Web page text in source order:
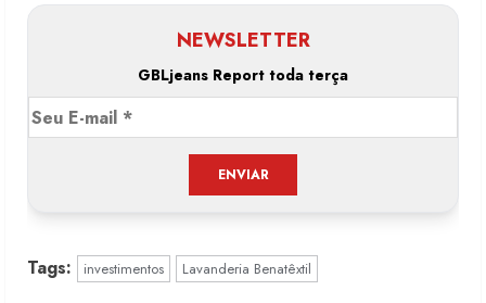
NEWSLETTER
GBLjeans Report toda terça
Tags: investimentos Lavanderia Benatêxtil